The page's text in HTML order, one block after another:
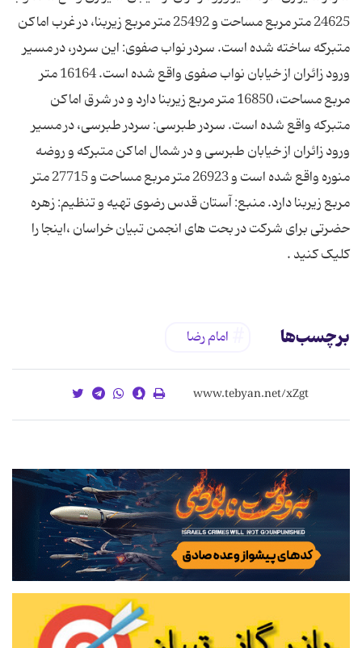
24625 متر مربع مساحت و 25492 متر مربع زیربنا، در غرب اماكن
متبركه ساخته شده است. سردر نواب صفوی: این سردر، در مسیر
ورود زائران از خیابان نواب صفوی واقع شده است. 16164 متر
مربع مساحت، 16850 متر مربع زیربنا دارد و در شرق اماكن
متبركه واقع شده است. سردر طبرسی: سردر طبرسی، در مسیر
ورود زائران از خیابان طبرسی و در شمال اماكن متبركه و روضه
منوره واقع شده است و 26923 متر مربع مساحت و 27715 متر
مربع زیربنا دارد. منبع: آستان قدس رضوی تهیه و تنظیم: زهره
حضرتی برای شرکت در بحت های انجمن تبیان خراسان ،اینجا را
کلیک کنید .
برچسب‌ها امام رضا